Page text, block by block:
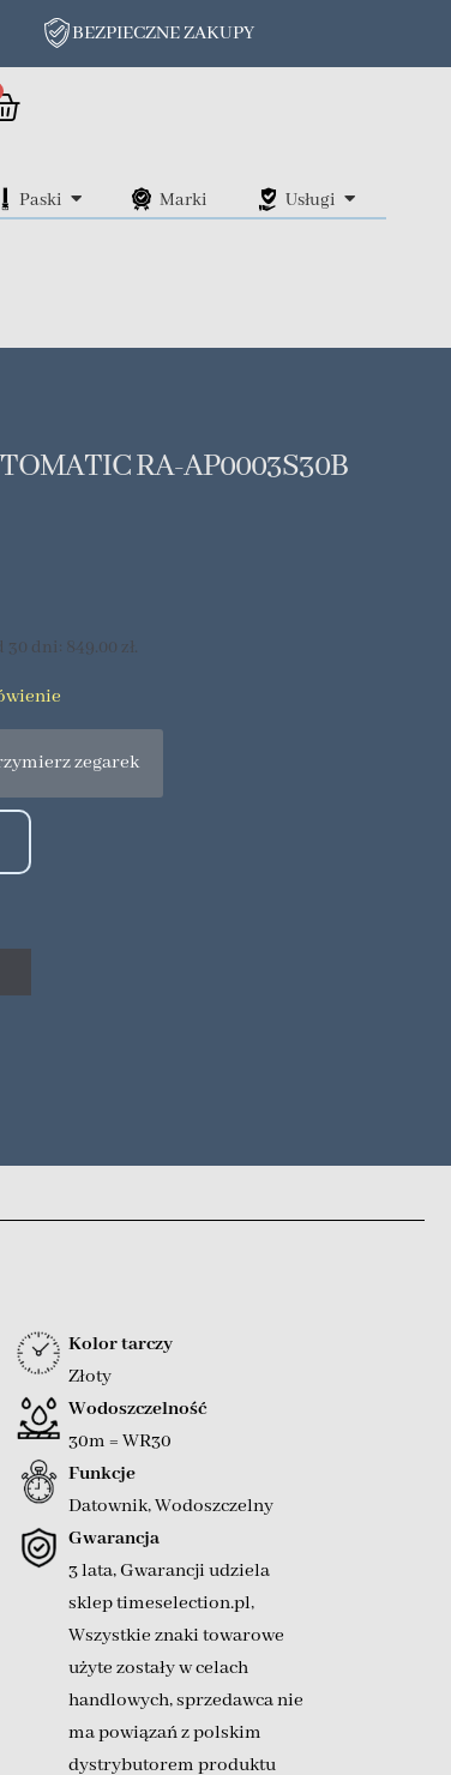
BEZPIECZNE ZAKUPY
Paski Marki Usługi
RA-AP0003S30B
30 dni: 849.00 zł.
zegarek
Kolor tarczy
Złoty
Wodoszczelność
30m = WR30
Funkcje
Datownik,Wodoszczelny
Gwarancja
3 lata, Gwarancji udziela
sklep timeselection.pl,
Wszystkie znaki towarowe
użyte zostały w celach
handlowych, sprzedawca nie
ma powiązań z polskim
dystrybutorem produktu